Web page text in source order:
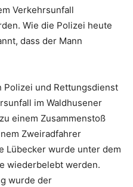
Verkehrsunfall
Wie die Polizei heute
dass der Mann
Polizei und Rettungsdienst
im Waldhusener
einem Zusammenstoß
Zweiradfahrer
Lübecker wurde unter dem
wiederbelebt werden.
wurde der